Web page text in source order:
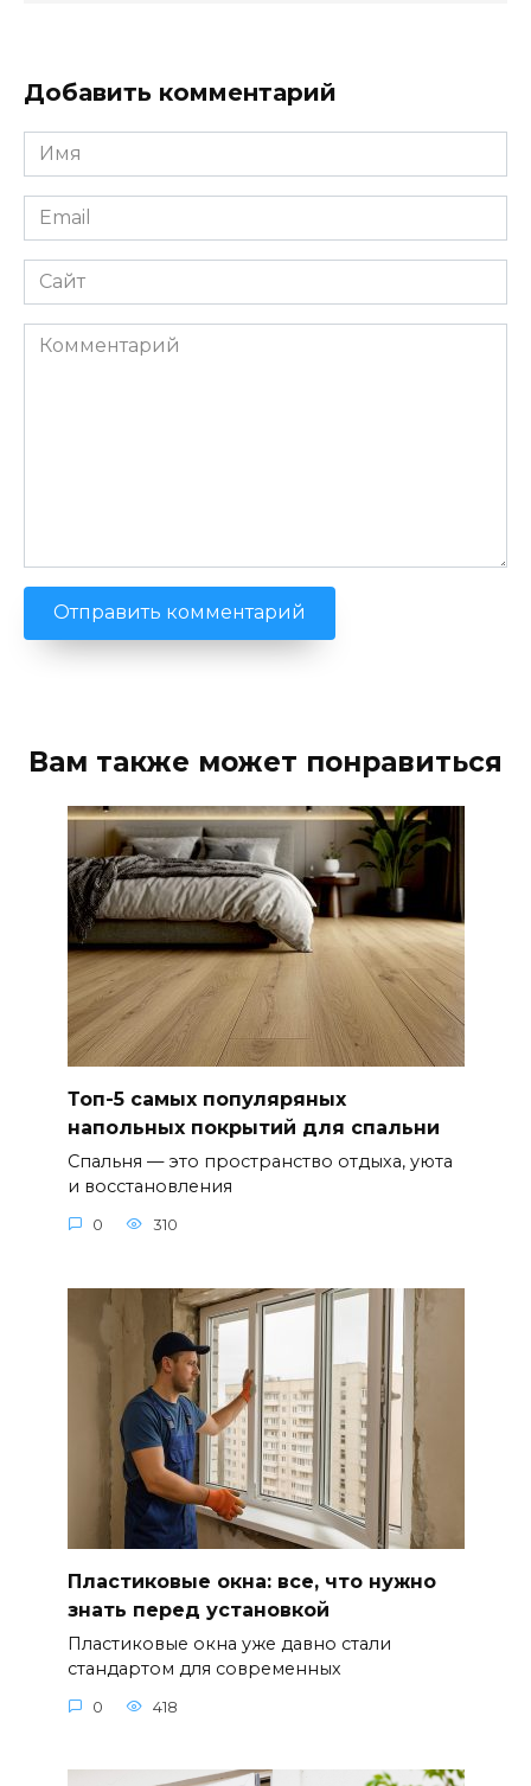
Добавить комментарий
Имя
*
Email
*
Сайт
Комментарий
Вам также может понравиться
Топ-5 самых популяряных
напольных покрытий для спальни
Спальня — это пространство отдыха, уюта
и восстановления
0 310
Пластиковые окна: все, что нужно
знать перед установкой
Пластиковые окна уже давно стали
стандартом для современных
0 418